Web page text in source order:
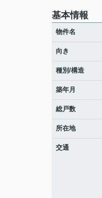
基本情報
物件名
向き
種別/構造
築年月
総戸数
所在地
交通